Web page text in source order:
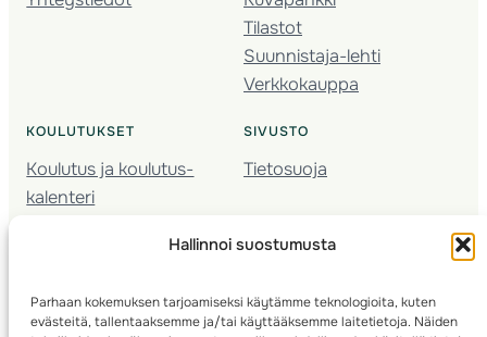
Hallinnoi suostumusta
Parhaan kokemuksen tarjoamiseksi käytämme teknologioita, kuten
evästeitä, tallentaaksemme ja/tai käyttääksemme laitetietoja. Näiden
Tilastot
Suunnistaja-lehti
Verkkokauppa
KOULUTUKSET
Koulutus ja koulutus­
kalenteri
Seura­kehittäminen
Kartoitus
SIVUSTO
Tietosuoja